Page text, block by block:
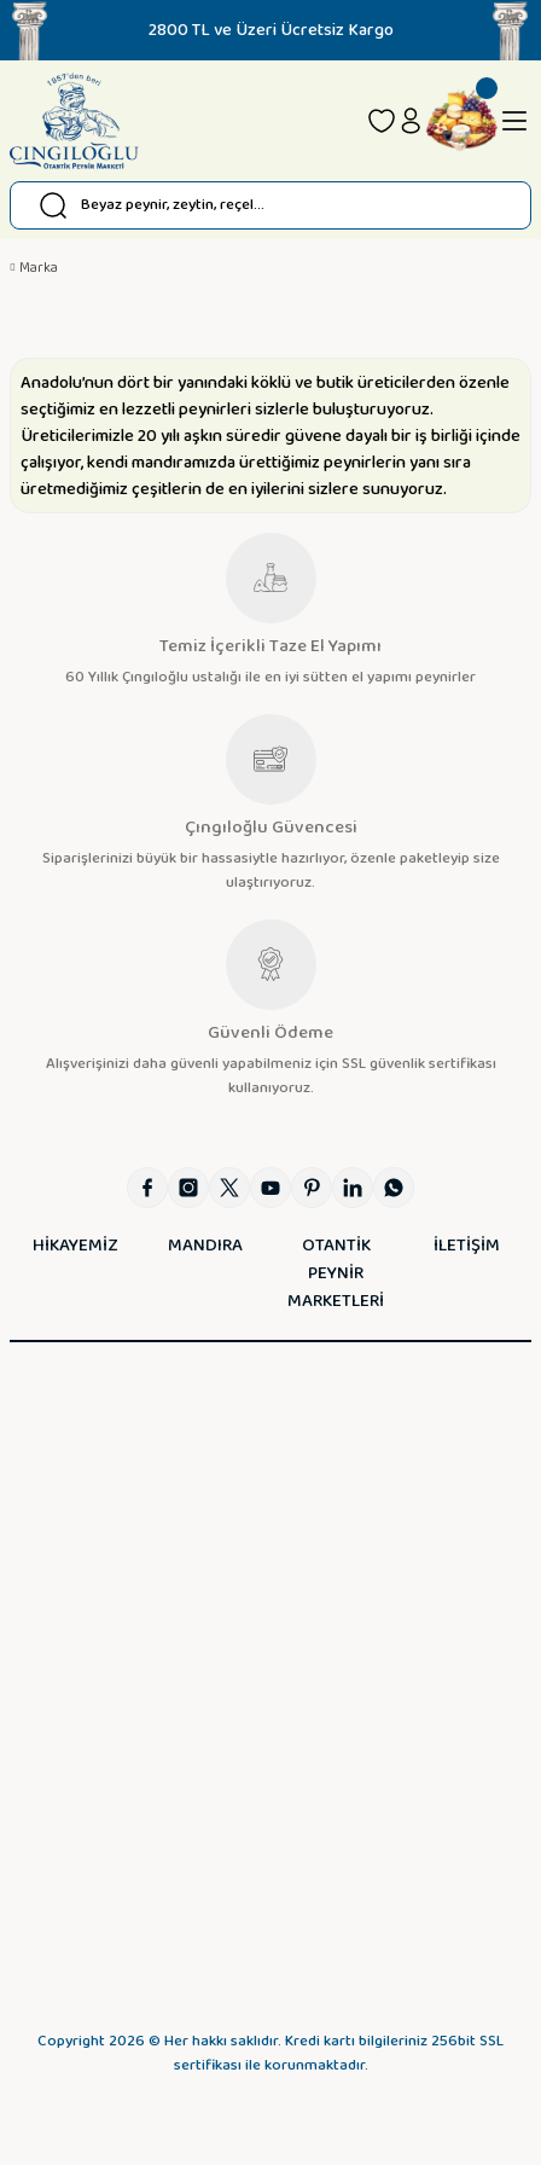
2800 TL ve Üzeri Ücretsiz Kargo
Marka
Anadolu’nun dört bir yanındaki köklü ve butik üreticilerden özenle
seçtiğimiz en lezzetli peynirleri sizlerle buluşturuyoruz.
Üreticilerimizle 20 yılı aşkın süredir güvene dayalı bir iş birliği içinde
çalışıyor, kendi mandıramızda ürettiğimiz peynirlerin yanı sıra
üretmediğimiz çeşitlerin de en iyilerini sizlere sunuyoruz.
Temiz İçerikli Taze El Yapımı
60 Yıllık Çıngıloğlu ustalığı ile en iyi sütten el yapımı peynirler
Çıngıloğlu Güvencesi
Siparişlerinizi büyük bir hassasiytle hazırlıyor, özenle paketleyip size
ulaştırıyoruz.
Güvenli Ödeme
Alışverişinizi daha güvenli yapabilmeniz için SSL güvenlik sertifikası
kullanıyoruz.
HİKAYEMİZ MANDIRA
OTANTİK
PEYNİR
MARKETLERİ
İLETİŞİM
Copyright 2026 © Her hakkı saklıdır. Kredi kartı bilgileriniz 256bit SSL
sertifikası ile korunmaktadır.